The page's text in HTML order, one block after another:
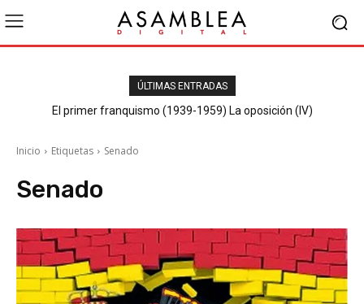
ÚLTIMAS ENTRADAS
El primer franquismo (1939-1959) La oposición (IV)
Inicio Etiquetas Senado
Senado